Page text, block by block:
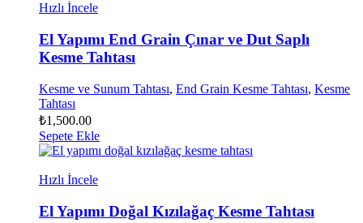
Hızlı İncele
El Yapımı End Grain Çınar ve Dut Saplı
Kesme Tahtası
Kesme ve Sunum Tahtası, End Grain Kesme Tahtası, Kesme
Tahtası
₺1,500.00
Sepete Ekle
Hızlı İncele
El Yapımı Doğal Kızılağaç Kesme Tahtası